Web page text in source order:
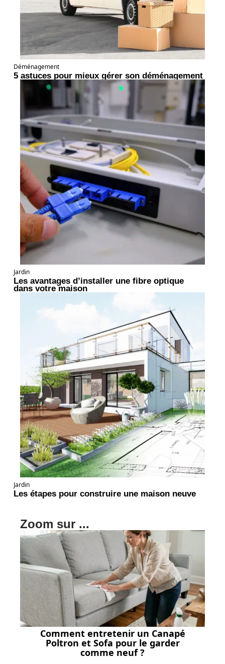
Déménagement
5 astuces pour mieux gérer son déménagement
Jardin
Les avantages d’installer une fibre optique
dans votre maison
Jardin
Les étapes pour construire une maison neuve
Zoom sur ...
Comment entretenir un Canapé
Poltron et Sofa pour le garder
comme neuf ?